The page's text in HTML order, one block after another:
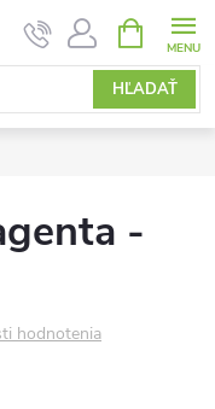
HĽADAŤ
KOŠÍK
-
hodnotenia